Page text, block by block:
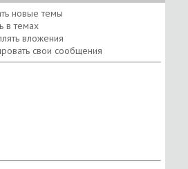
новые темы
в темах
вложения
свои сообщения